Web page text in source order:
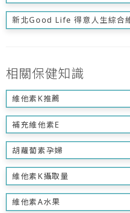
新北Good Life 得意人生綜合
相關保健知識
維他素K推薦
補充維他素E
胡蘿蔔素孕婦
維他素K攝取量
維他素A水果